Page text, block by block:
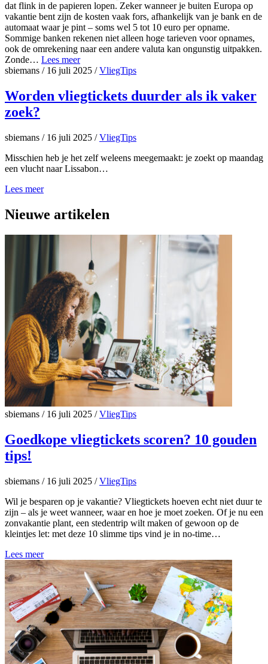
dat flink in de papieren lopen. Zeker wanneer je buiten Europa op
vakantie bent zijn de kosten vaak fors, afhankelijk van je bank en de
automaat waar je pint – soms wel 5 tot 10 euro per opname.
Sommige banken rekenen niet alleen hoge tarieven voor opnames,
ook de omrekening naar een andere valuta kan ongunstig uitpakken.
Zonde… Lees meer
sbiemans /16 juli 2025 / VliegTips
Worden vliegtickets duurder als ik vaker
zoek?
sbiemans /16 juli 2025 / VliegTips
Misschien heb je het zelf weleens meegemaakt: je zoekt op maandag
een vlucht naar Lissabon…
Lees meer
Nieuwe artikelen
sbiemans /16 juli 2025 / VliegTips
Goedkope vliegtickets scoren? 10 gouden
tips!
sbiemans /16 juli 2025 / VliegTips
Wil je besparen op je vakantie? Vliegtickets hoeven echt niet duur te
zijn – als je weet wanneer, waar en hoe je moet zoeken. Of je nu een
zonvakantie plant, een stedentrip wilt maken of gewoon op de
kleintjes let: met deze 10 slimme tips vind je in no-time…
Lees meer